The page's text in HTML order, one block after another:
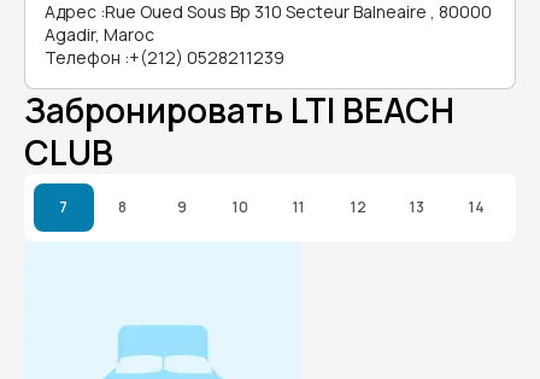
Адрес :Rue Oued Sous Bp 310 Secteur Balneaire , 80000
Agadir, Maroc
Телефон :+(212) 0528211239
Забронировать LTI BEACH
CLUB
7 8 9 10 11 12 13 14